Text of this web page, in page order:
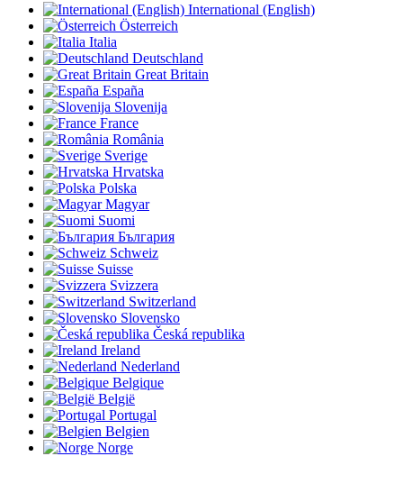
International (English)
Österreich
Italia
Deutschland
Great Britain
España
Slovenija
France
România
Sverige
Hrvatska
Polska
Magyar
Suomi
България
Schweiz
Suisse
Svizzera
Switzerland
Slovensko
Česká republika
Ireland
Nederland
Belgique
België
Portugal
Belgien
Norge